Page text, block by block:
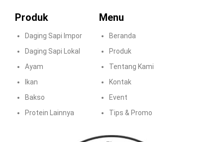
Produk
Daging Sapi Impor
Daging Sapi Lokal
Ayam
Ikan
Bakso
Protein Lainnya
Menu
Beranda
Produk
Tentang Kami
Kontak
Event
Tips & Promo